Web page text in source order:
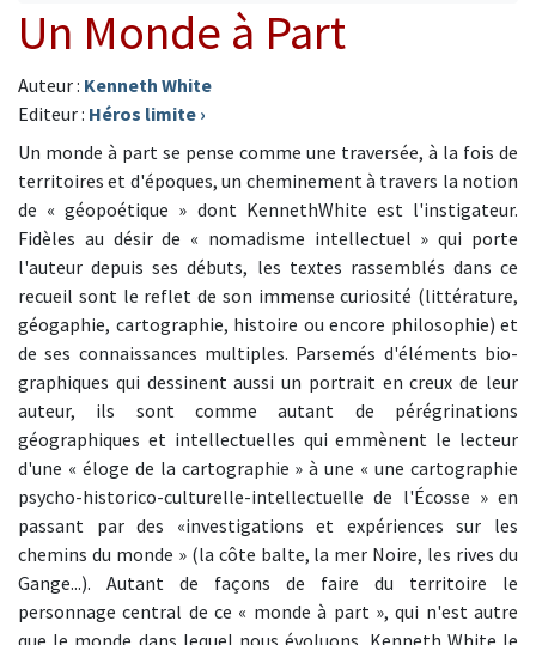
Un Monde à Part
Auteur : Kenneth White
Editeur : Héros limite ›
Un monde à part se pense comme une traversée, à la fois de
territoires et d'époques, un cheminement à travers la notion
de « géopoétique » dont KennethWhite est l'instigateur.
Fidèles au désir de « nomadisme intellectuel » qui porte
l'auteur depuis ses débuts, les textes rassemblés dans ce
recueil sont le reflet de son immense curiosité (littérature,
géogaphie, cartographie, histoire ou encore philosophie) et
de ses connaissances multiples. Parsemés d'éléments bio-
graphiques qui dessinent aussi un portrait en creux de leur
auteur, ils sont comme autant de pérégrinations
géographiques et intellectuelles qui emmènent le lecteur
d'une « éloge de la cartographie » à une « une cartographie
psycho-historico-culturelle-intellectuelle de l'Écosse » en
passant par des «investigations et expériences sur les
chemins du monde » (la côte balte, la mer Noire, les rives du
Gange...). Autant de façons de faire du territoire le
personnage central de ce « monde à part », qui n'est autre
que le monde dans lequel nous évoluons. Kenneth White le